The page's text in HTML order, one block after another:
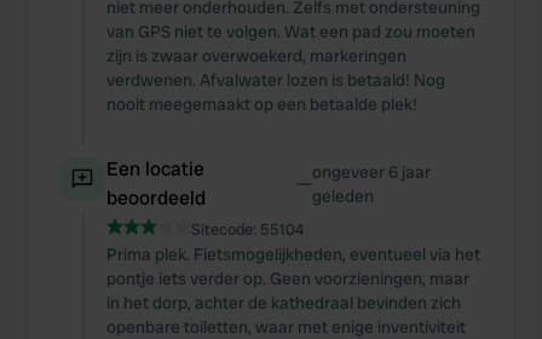
niet meer onderhouden. Zelfs met ondersteuning
van GPS niet te volgen. Wat een pad zou moeten
zijn is zwaar overwoekerd, markeringen
verdwenen. Afvalwater lozen is betaald! Nog
nooit meegemaakt op een betaalde plek!
Een locatie
beoordeeld
—ongeveer 6 jaar
geleden
Sitecode: 55104
Prima plek. Fietsmogelijkheden, eventueel via het
pontje iets verder op. Geen voorzieningen, maar
in het dorp, achter de kathedraal bevinden zich
openbare toiletten, waar met enige inventiviteit